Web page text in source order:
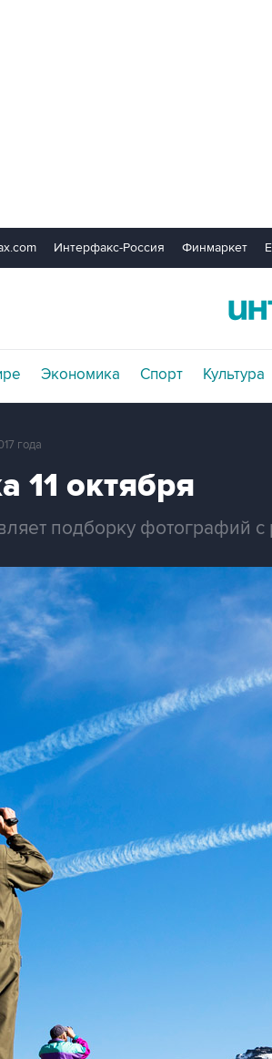
Интерфакс-Россия Финмаркет
Экономика Спорт Культура
года
11 октября
подборку фотографий с